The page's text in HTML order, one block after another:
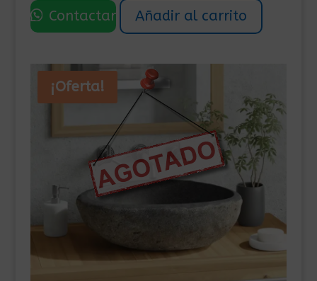
original
era:
actual
es:
Contactar Añadir al carrito
¡Oferta!